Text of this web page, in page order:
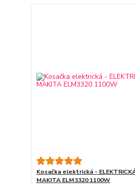
Kosačka elektrická -
MAKITA ELM3320 1100W